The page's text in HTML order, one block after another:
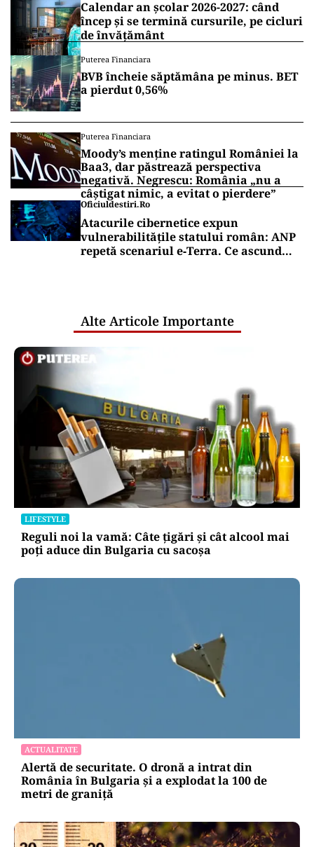
Calendar an școlar 2026-2027: când
încep și se termină cursurile, pe cicluri
de învățământ
Puterea Financiara
BVB încheie săptămâna pe minus. BET
a pierdut 0,56%
Puterea Financiara
Moody’s menține ratingul României la
Baa3, dar păstrează perspectiva
negativă. Negrescu: România „nu a
câștigat nimic, a evitat o pierdere”
Oficiuldestiri.ro
Atacurile cibernetice expun
vulnerabilitățile statului român: ANP
repetă scenariul e‑Terra. Ce ascund
Alte Articole Importante
LIFESTYLE
Reguli noi la vamă: Câte țigări și cât alcool mai
poți aduce din Bulgaria cu sacoșa
ACTUALITATE
Alertă de securitate. O dronă a intrat din
România în Bulgaria şi a explodat la 100 de
metri de graniţă